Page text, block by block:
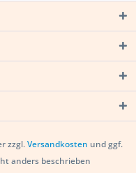
zzgl.Versandkosten und ggf.
anders beschrieben